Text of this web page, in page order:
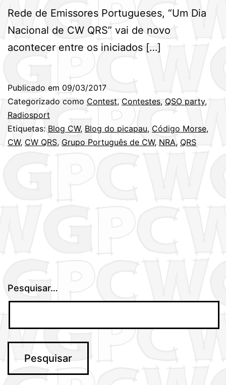
Rede de Emissores Portugueses, “Um Dia
Nacional de CW QRS” vai de novo
acontecer entre os iniciados […]
Publicado em 09/03/2017
Categorizado como Contest, Contestes, QSO party,
Radiosport
Etiquetas: Blog CW, Blog do picapau, Código Morse,
CW, CW QRS, Grupo Português de CW, NRA, QRS
Pesquisar…